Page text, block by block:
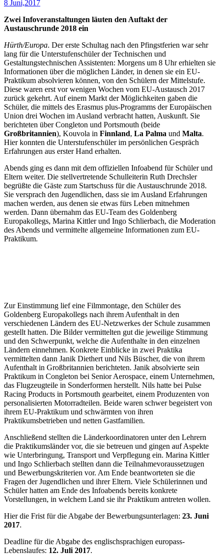
8 Juni,2017
Zwei Infoveranstaltungen läuten den Auftakt der
Austauschrunde 2018 ein
Hürth/Europa. Der erste Schultag nach den Pfingstferien war sehr
lang für die Unterstufenschüler der Technischen und
Gestaltungstechnischen Assistenten: Morgens um 8 Uhr erhielten sie
Informationen über die möglichen Länder, in denen sie ein EU-
Praktikum absolvieren können, von den Schülern der Mittelstufe.
Diese waren erst vor wenigen Wochen vom EU-Austausch 2017
zurück gekehrt. Auf einem Markt der Möglichkeiten gaben die
Schüler, die mittels des Erasmus plus-Programms der Europäischen
Union drei Wochen im Ausland verbracht hatten, Auskunft. Sie
berichteten über Congleton und Portsmouth (beide
Großbritannien), Kouvola in Finnland, La Palma und Malta.
Hier konnten die Unterstufenschüler im persönlichen Gespräch
Erfahrungen aus erster Hand erhalten.
Abends ging es dann mit dem offiziellen Infoabend für Schüler und
Eltern weiter. Die stellvertretende Schulleiterin Ruth Drechsler
begrüßte die Gäste zum Startschuss für die Austauschrunde 2018.
Sie versprach den Jugendlichen, dass sie im Ausland Erfahrungen
machen werden, aus denen sie etwas fürs Leben mitnehmen
werden. Dann übernahm das EU-Team des Goldenberg
Europakollegs, Marina Kittler und Ingo Schlierbach, die Moderation
des Abends und vermittelte allgemeine Informationen zum EU-
Praktikum.
Zur Einstimmung lief eine Filmmontage, den Schüler des
Goldenberg Europakollegs nach ihrem Aufenthalt in den
verschiedenen Ländern des EU-Netzwerkes der Schule zusammen
gestellt hatten. Die Bilder vermittelten gut die jeweilige Stimmung
und den Schwerpunkt, welche die Aufenthalte in den einzelnen
Ländern einnehmen. Konkrete Einblicke in zwei Praktika
vermittelten dann Janik Diethert und Nils Büscher, die von ihrem
Aufenthalt in Großbritannien berichteten. Janik absolvierte sein
Praktikum in Congleton bei Senior Aerospace, einem Unternehmen,
das Flugzeugteile in Sonderformen herstellt. Nils hatte bei Pulse
Racing Products in Portsmouth gearbeitet, einem Produzenten von
personalisierten Motorradteilen. Beide waren schwer begeistert von
ihrem EU-Praktikum und schwärmten von ihren
Praktikumsbetrieben und netten Gastfamilien.
Anschließend stellten die Länderkoordinatoren unter den Lehrern
die Praktikumsländer vor, die sie betreuen und gingen auf Aspekte
wie Unterbringung, Transport und Verpflegung ein. Marina Kittler
und Ingo Schlierbach stellten dann die Teilnahmevoraussetzugen
und Bewerbungskriterien vor. Am Ende beantworteten sie die
Fragen der Jugendlichen und ihrer Eltern. Viele Schülerinnen und
Schüler hatten am Ende des Infoabends bereits konkrete
Vorstellungen, in welchem Land sie ihr Praktikum antreten wollen.
Hier die Frist für die Abgabe der Bewerbungsunterlagen: 23. Juni
2017.
Deadline für die Abgabe des englischsprachigen europass-
Lebenslaufes: 12. Juli 2017.